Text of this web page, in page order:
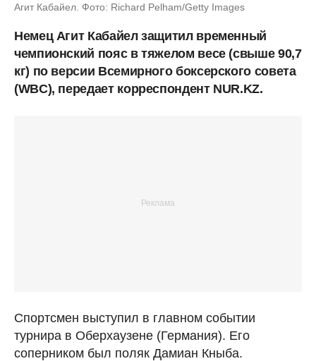
Агит Кабайел. Фото: Richard Pelham/Getty Images
Немец Агит Кабайел защитил временный
чемпионский пояс в тяжелом весе (свыше 90,7
кг) по версии Всемирного боксерского совета
(WBC), передает корреспондент NUR.KZ.
Спортсмен выступил в главном событии
турнира в Оберхаузене (Германия). Его
соперником был поляк Дамиан Кныба.